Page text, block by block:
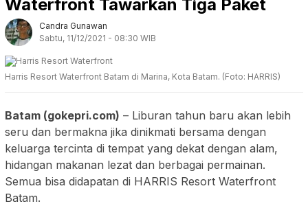
Waterfront Tawarkan Tiga Paket
Candra Gunawan
Sabtu, 11/12/2021 - 08:30 WIB
Harris Resort Waterfront Batam di Marina, Kota Batam. (Foto: HARRIS)
Batam (gokepri.com) – Liburan tahun baru akan lebih
seru dan bermakna jika dinikmati bersama dengan
keluarga tercinta di tempat yang dekat dengan alam,
hidangan makanan lezat dan berbagai permainan.
Semua bisa didapatan di HARRIS Resort Waterfront
Batam.